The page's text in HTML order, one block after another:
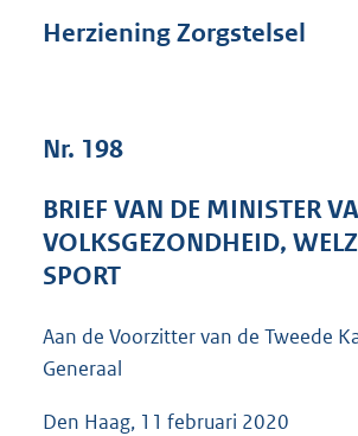
K
b
Herziening Zorgstelsel
Nr. 198
BRIEF VAN DE MINISTER
VOLKSGEZONDHEID,
SPORT
Aan de Voorzitter van de Tweede
Generaal
Den Haag, 11 februari 2020